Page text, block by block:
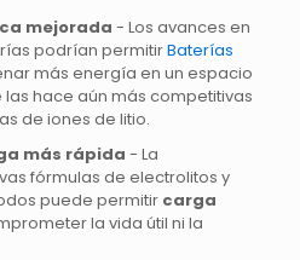
mejorada - Los avances en
podrían permitirBaterías
más energía en un espacio
hace aún más competitivas
de iones de litio.
más rápida - La
fórmulas de electrolitos y
puede permitir carga
la vida útil ni la